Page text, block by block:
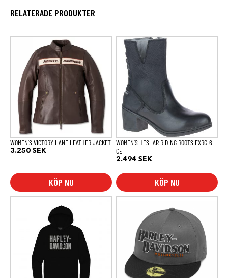
RELATERADE PRODUKTER
WOMEN’S VICTORY LANE LEATHER JACKET
3.250 SEK
KÖP NU
produkten
flera
varianter.
De
olika
alternativen
kan
väljas
produktsidan
WOMEN’S HESLAR RIDING BOOTS FXRG-6
CE
2.494 SEK
KÖP NU
Den
här
produkten
har
flera
varianter.
De
olika
alternativen
kan
väljas
på
produktsidan
produkten
varianter.
alternativen